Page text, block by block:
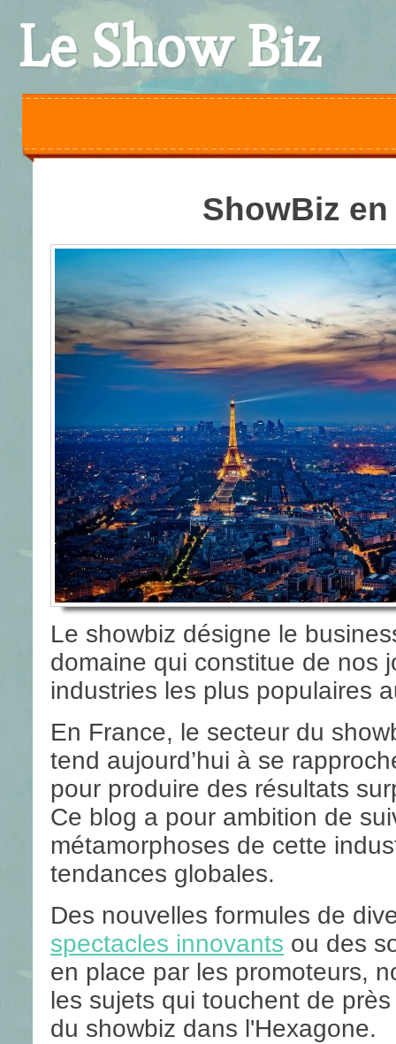
Le Show Biz
ShowBiz
Le showbiz désigne le
domaine qui constitue de nos
industries les plus populaires
En France, le secteur du
tend aujourd’hui à se
pour produire des résultats
Ce blog a pour ambition de
métamorphoses de cette
tendances globales.
Des nouvelles formules de
spectacles innovants ou des
en place par les promoteurs,
les sujets qui touchent de
du showbiz dans l'Hexagone.